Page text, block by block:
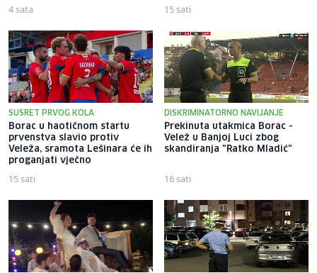
4 sata 15 sati
SUSRET PRVOG KOLA
Borac u haotičnom startu
prvenstva slavio protiv
Veleža, sramota Lešinara će ih
proganjati vječno
15 sati
DISKRIMINATORNO NAVIJANJE
Prekinuta utakmica Borac -
Velež u Banjoj Luci zbog
skandiranja "Ratko Mladić"
16 sati